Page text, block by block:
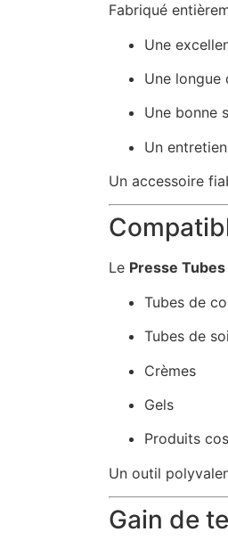
Fabriqué
Une
Une longue
Une bonne
Un
Un accessoire
Le Presse
Tubes de
Tubes de
Crèmes
Gels
Produits
Un outil
Gain de